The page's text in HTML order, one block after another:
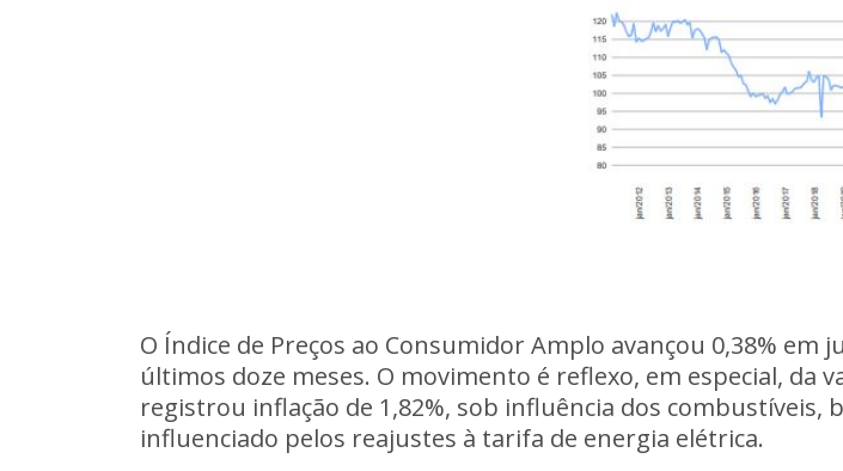
O Índice de Preços ao Consumidor Amplo avançou 0,38% em
últimos doze meses. O movimento é reflexo, em especial, da
registrou inflação de 1,82%, sob influência dos combustíveis,
influenciado pelos reajustes à tarifa de energia elétrica.